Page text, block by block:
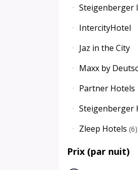
Steigenberger
IntercityHotel
Jaz in the City
Maxx by
Partner Hotels
Steigenberger
Zleep Hotels (6)
Prix (par nuit)